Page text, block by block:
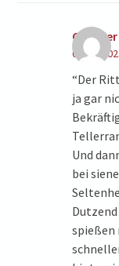
07/26/
“Der
ja gar
Und
bei
spießen